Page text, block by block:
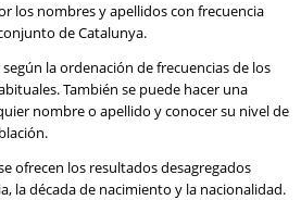
los nombres y apellidos con frecuencia
de Catalunya.
la ordenación de frecuencias de los
También se puede hacer una
nombre o apellido y conocer su nivel de
ofrecen los resultados desagregados
la década de nacimiento y la nacionalidad.